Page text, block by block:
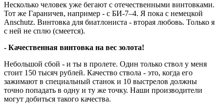
Несколько человек уже бегают с отечественными винтовками.
Тот же Гараничев, например - с БИ-7–4. Я пока с немецкой
Anschutz. Винтовка для биатлониста - вторая любовь. Только я
с ней не сплю (смеется).
- Качественная винтовка на вес золота!
Небольшой сбой - и ты в пролете. Один только ствол у меня
стоит 150 тысяч рублей. Качество ствола - это, когда его
зажимают в специальный станок и 10 выстрелов должны
точно попадать в одну и ту же точку. Наши производители
могут добиться такого качества.